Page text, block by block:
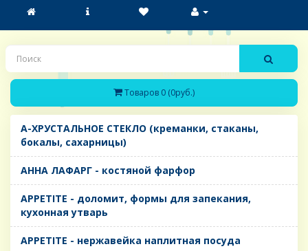
Товаров 0 (0руб.)
A-ХРУСТАЛЬНОЕ СТЕКЛО (креманки, стаканы,
бокалы, сахарницы)
AHHA ЛАФАРГ - костяной фарфор
APPETITE - доломит, формы для запекания,
кухонная утварь
APPETITE - нержавейка наплитная посуда